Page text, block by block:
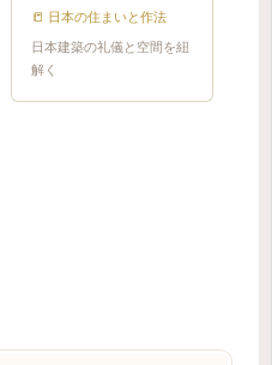
📒 日本の住まいと作法
日本建築の礼儀と空間を紐
解く